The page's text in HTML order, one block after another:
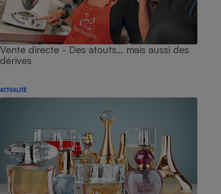
Vente directe - Des atouts… mais aussi des
dérives
ACTUALITÉ